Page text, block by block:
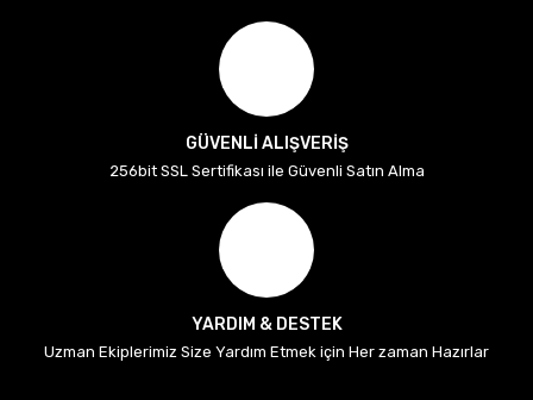
GÜVENLİ ALIŞVERİŞ
256bit SSL Sertifikası ile Güvenli Satın Alma
YARDIM & DESTEK
Uzman Ekiplerimiz Size Yardım Etmek için Her zaman Hazırlar